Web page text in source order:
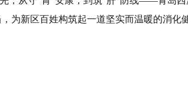
为新区百姓构筑起一道坚实而温暖的消化